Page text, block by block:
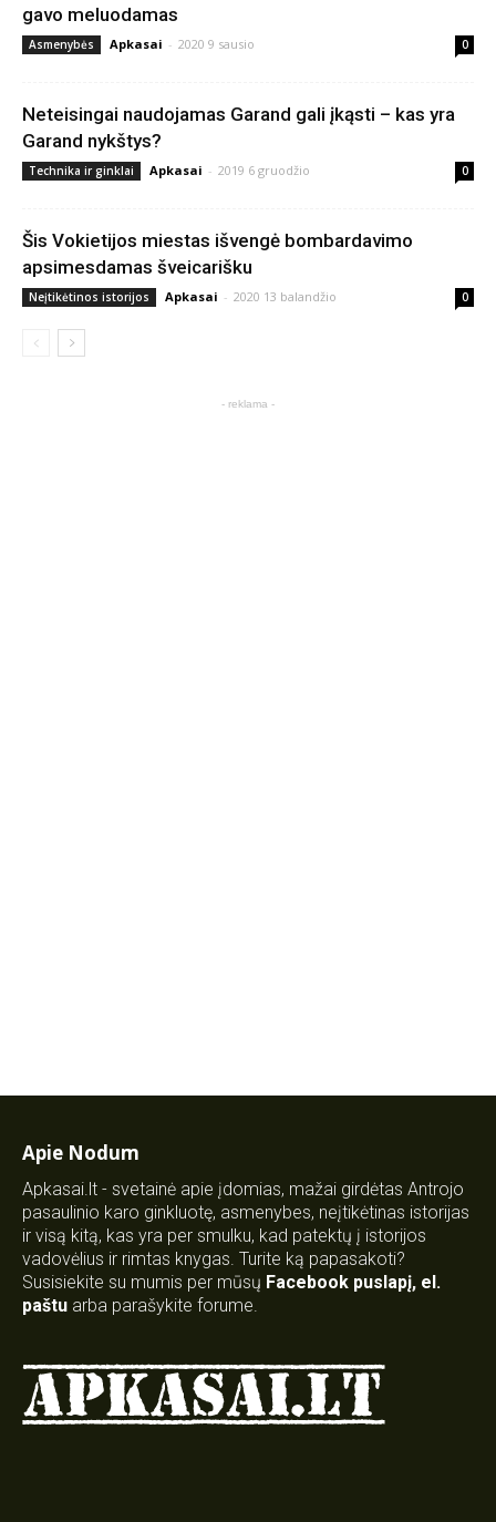
gavo meluodamas
Asmenybės Apkasai - 2020 9 sausio 0
Neteisingai naudojamas Garand gali įkąsti – kas yra
Garand nykštys?
Technika ir ginklai Apkasai - 2019 6 gruodžio 0
Šis Vokietijos miestas išvengė bombardavimo
apsimesdamas šveicarišku
Neįtikėtinos istorijos Apkasai - 2020 13 balandžio 0
- reklama -
Apie Nodum
Apkasai.lt - svetainė apie įdomias, mažai girdėtas Antrojo
pasaulinio karo ginkluotę, asmenybes, neįtikėtinas istorijas
ir visą kitą, kas yra per smulku, kad patektų į istorijos
vadovėlius ir rimtas knygas. Turite ką papasakoti?
Susisiekite su mumis per mūsų Facebook puslapį, el.
paštu arba parašykite forume.